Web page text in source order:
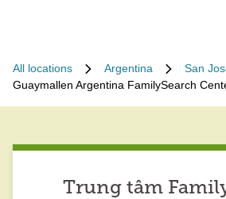
All locations Argentina
San
Guaymallen Argentina FamilySearch
Trung tâm